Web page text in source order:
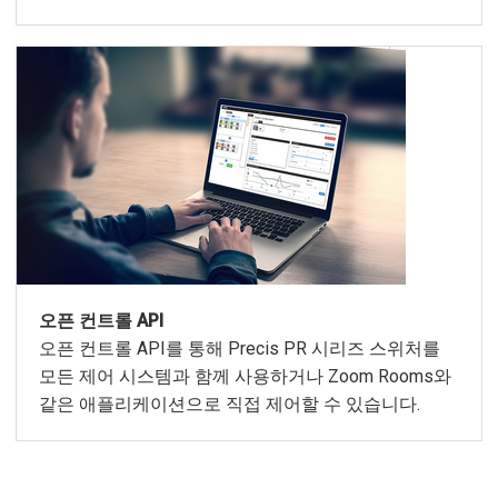
오픈 컨트롤 API
오픈 컨트롤 API를 통해 Precis PR 시리즈 스위처를
모든 제어 시스템과 함께 사용하거나 Zoom Rooms와
같은 애플리케이션으로 직접 제어할 수 있습니다.